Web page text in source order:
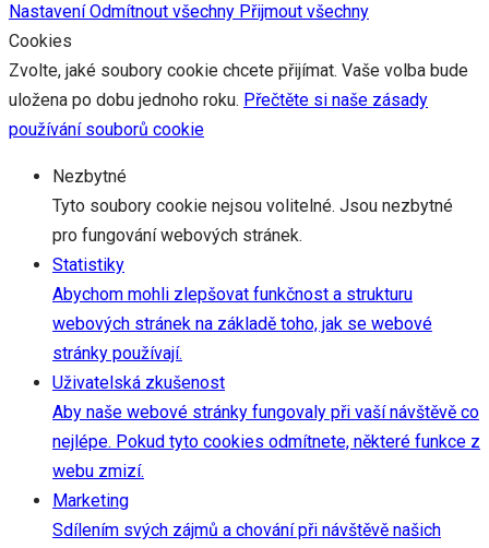
NastaveníOdmítnout všechny Přijmout všechny
Cookies
Zvolte, jaké soubory cookie chcete přijímat. Vaše volba bude
uložena po dobu jednoho roku. Přečtěte si naše zásady
používání souborů cookie
Nezbytné
Tyto soubory cookie nejsou volitelné. Jsou nezbytné
pro fungování webových stránek.
Statistiky
Abychom mohli zlepšovat funkčnost a strukturu
webových stránek na základě toho, jak se webové
stránky používají.
Uživatelská zkušenost
Aby naše webové stránky fungovaly při vaší návštěvě co
nejlépe. Pokud tyto cookies odmítnete, některé funkce z
webu zmizí.
Marketing
Sdílením svých zájmů a chování při návštěvě našich